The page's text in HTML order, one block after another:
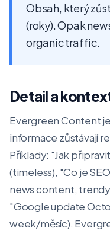
Obsah, který
(roky). Opak
organic traffic.
Detail a
Evergreen Content
informace zůstávají
Příklady: "Jak
(timeless), "Co je
news content, trendy
"Google update
week/měsíc).